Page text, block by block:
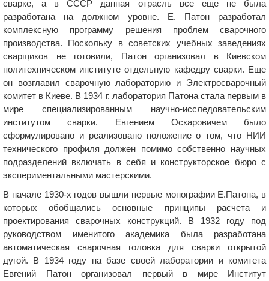
сварке, а в СССР данная отрасль все еще не была
разработана на должном уровне. Е. Патон разработал
комплексную программу решения проблем сварочного
производства. Поскольку в советских учебных заведениях
сварщиков не готовили, Патон организовал в Киевском
политехническом институте отдельную кафедру сварки. Еще
он возглавил сварочную лабораторию и Электросварочный
комитет в Киеве. В 1934 г. лаборатория Патона стала первым в
мире специализированным научно-исследовательским
институтом сварки. Евгением Оскаровичем было
сформулировано и реализовано положение о том, что НИИ
технического профиля должен помимо собственно научных
подразделений включать в себя и конструкторское бюро с
экспериментальными мастерскими.
В начале 1930-х годов вышли первые монографии Е.Патона, в
которых обобщались основные принципы расчета и
проектирования сварочных конструкций. В 1932 году под
руководством именитого академика была разработана
автоматическая сварочная головка для сварки открытой
дугой. В 1934 году на базе своей лаборатории и комитета
Евгений Патон организовал первый в мире Институт